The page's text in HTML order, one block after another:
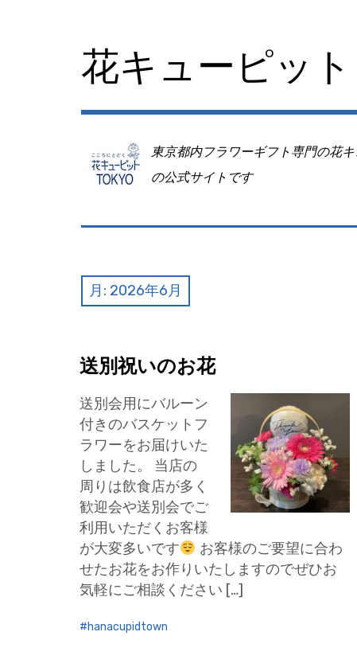
花キューピッ
東京都内フラワーギフト専門の花
の公式サイトです
月: 2026年6月
送別祝いのお花
送別会用にバルーン
付きのバスケットフ
ラワーをお届けいた
しました。 当店の
周りは飲食店が多く
歓迎会や送別会でご
利用いただくお客様
が大変多いです
お客様のご要望に合わ
せたお花をお作りいたしますのでぜひお
気軽にご相談ください […]
hanacupidtown